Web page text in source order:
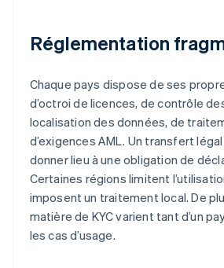
Réglementation
Chaque pays dispose de ses
d’octroi de licences, de contrôle
localisation des données, de
d’exigences AML. Un transfert
donner lieu à une obligation de
Certaines régions limitent
imposent un traitement local. De
matière de KYC varient tant d’un
les cas d’usage.